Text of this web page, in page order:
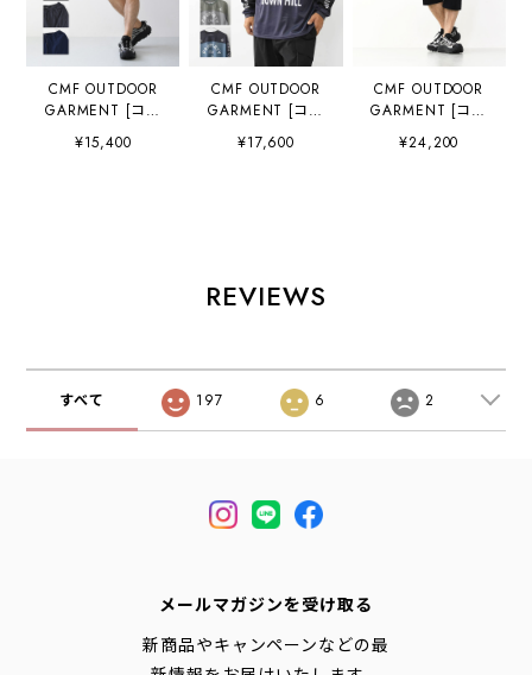
CMF OUTDOOR
GARMENT [コム
フィアウトドアガ
ーメント] BUG
LADY'S [2026SS]
¥15,400
CMF OUTDOOR
GARMENT [コム
フィアウトドアガ
ーメント] BMX
クドライ・速乾・
オーバーサイズ・
[2026SS]
¥17,600
CMF OUTDOOR
GARMENT [コム
フィアウトドアガ
ーメント]
型・MEN'S /
LADY'S [2026SS]
¥24,200
REVIEWS
すべて 197 6 2
メールマガジンを受け取る
新商品やキャンペーンなどの最